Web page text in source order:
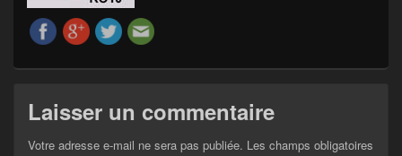
Laisser un commentaire
Votre adresse e-mail ne sera pas publiée. Les champs obligatoires